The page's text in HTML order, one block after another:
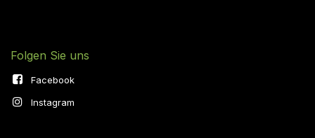
Folgen Sie uns
Facebook
Instagram